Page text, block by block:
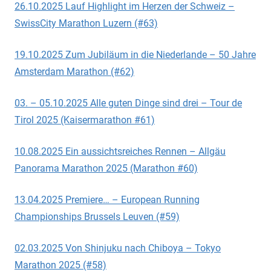
26.10.2025 Lauf Highlight im Herzen der Schweiz –
SwissCity Marathon Luzern (#63)
19.10.2025 Zum Jubiläum in die Niederlande – 50 Jahre
Amsterdam Marathon (#62)
03. – 05.10.2025 Alle guten Dinge sind drei – Tour de
Tirol 2025 (Kaisermarathon #61)
10.08.2025 Ein aussichtsreiches Rennen – Allgäu
Panorama Marathon 2025 (Marathon #60)
13.04.2025 Premiere… – European Running
Championships Brussels Leuven (#59)
02.03.2025 Von Shinjuku nach Chiboya – Tokyo
Marathon 2025 (#58)